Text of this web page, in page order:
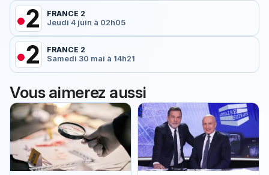
FRANCE 2
Jeudi 4 juin à 02h05
FRANCE 2
Samedi 30 mai à 14h21
Vous aimerez aussi